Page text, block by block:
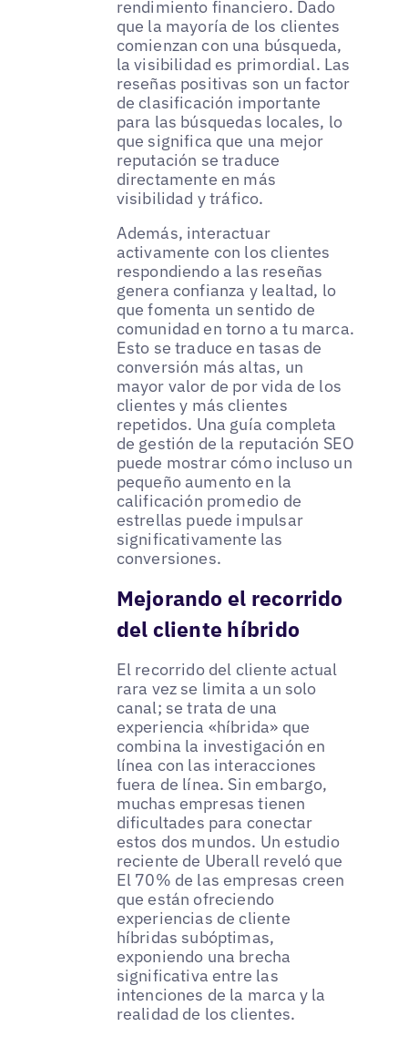
rendimiento financiero. Dado
que la mayoría de los clientes
comienzan con una búsqueda,
la visibilidad es primordial. Las
reseñas positivas son un factor
de clasificación importante
para las búsquedas locales, lo
que significa que una mejor
reputación se traduce
directamente en más
visibilidad y tráfico.
Además, interactuar
activamente con los clientes
respondiendo a las reseñas
genera confianza y lealtad, lo
que fomenta un sentido de
comunidad en torno a tu marca.
Esto se traduce en tasas de
conversión más altas, un
mayor valor de por vida de los
clientes y más clientes
repetidos. Una guía completa
de gestión de la reputación SEO
puede mostrar cómo incluso un
pequeño aumento en la
calificación promedio de
estrellas puede impulsar
significativamente las
conversiones.
Mejorando el recorrido
del cliente híbrido
El recorrido del cliente actual
rara vez se limita a un solo
canal; se trata de una
experiencia «híbrida» que
combina la investigación en
línea con las interacciones
fuera de línea. Sin embargo,
muchas empresas tienen
dificultades para conectar
estos dos mundos. Un estudio
reciente de Uberall reveló que
El 70% de las empresas creen
que están ofreciendo
experiencias de cliente
híbridas subóptimas,
exponiendo una brecha
significativa entre las
intenciones de la marca y la
realidad de los clientes.